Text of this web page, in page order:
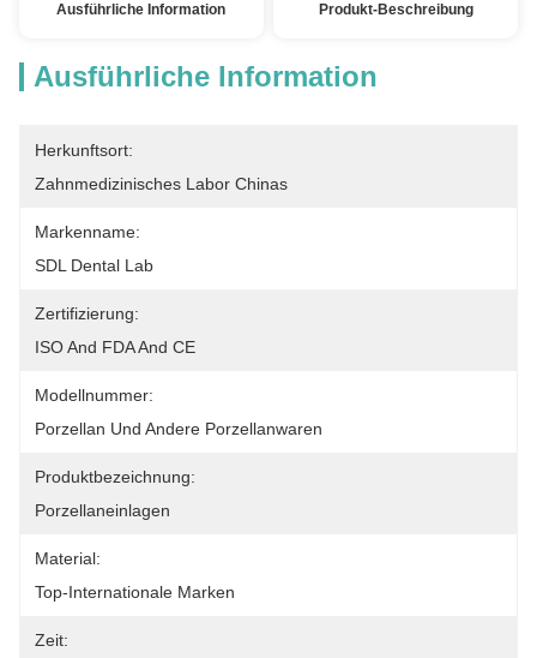
Ausführliche Information Produkt-Beschreibung
Ausführliche Information
Herkunftsort:
Zahnmedizinisches Labor Chinas
Markenname:
SDL Dental Lab
Zertifizierung:
ISO And FDA And CE
Modellnummer:
Porzellan Und Andere Porzellanwaren
Produktbezeichnung:
Porzellaneinlagen
Material:
Top-Internationale Marken
Zeit: